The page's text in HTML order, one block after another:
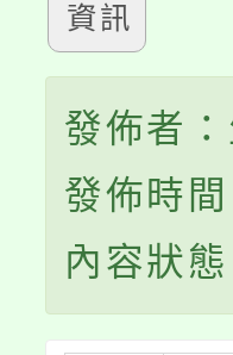
資訊
發佈者
發佈時
內容狀